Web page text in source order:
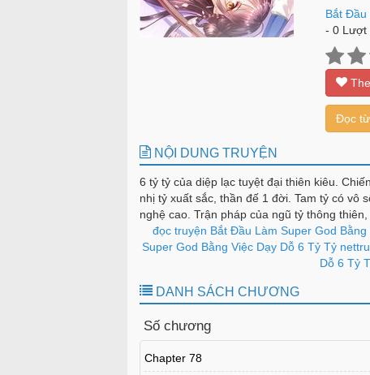
Bắt Đầu
- 0Lượt
Đọc
NỘI DUNG TRUYỆN
6 tỷ tỷ của diệp lạc tuyệt đại thiên kiêu.
nhị tỷ xuất sắc, thần đế 1 đời. Tam tỷ có vô
nghệ cao. Trận pháp của ngũ tỷ thông
muội , con gái của kẻ phản diện gửi gắm
đọc truyện Bắt Đầu Làm Super God
Super God Bằng Việc Dạy Dỗ 6 Tỷ Tỷ
Dỗ 6 Tỷ
DANH SÁCH CHƯƠNG
Số chương
Chapter 78